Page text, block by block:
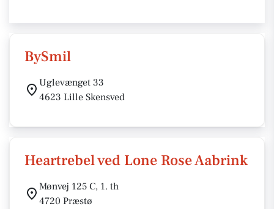
BySmil
Uglevænget 33
4623 Lille Skensved
Heartrebel ved Lone Rose Aabrink
Mønvej 125 C, 1. th
4720 Præstø